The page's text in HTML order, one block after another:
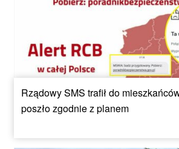
Rządowy SMS trafił do
poszło zgodnie z planem